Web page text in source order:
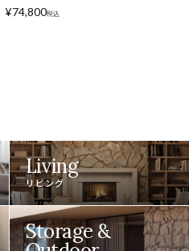
¥74,800税込
Living
リビング
Storage &